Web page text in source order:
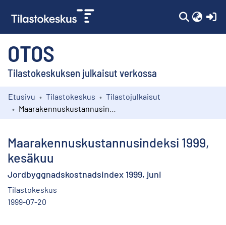
OTOS
Tilastokeskuksen julkaisut verkossa
Kokoelmat
Etusivu Tilastokeskus
Tilastojulkaisut
Maarakennuskustannusindeksi 1999,
kesäkuu
Jordbyggnadskostnadsindex 1999, juni
Tilastokeskus
1999-07-20